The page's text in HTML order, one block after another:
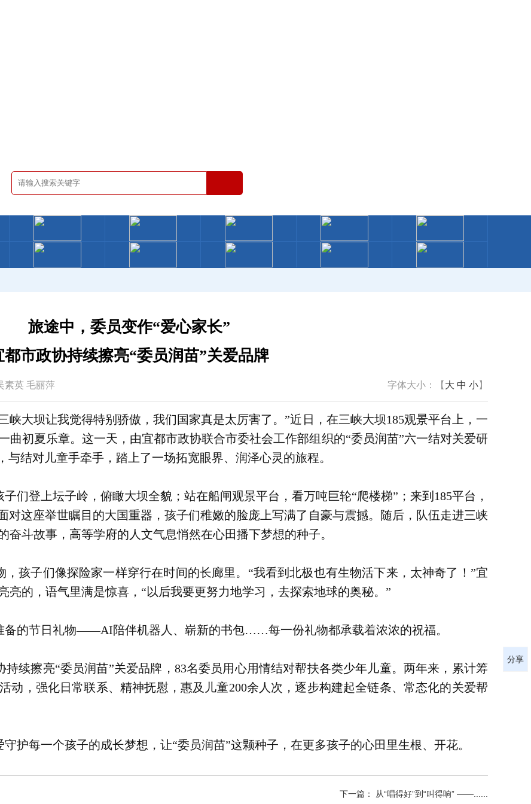
旅途中，委员变作“爱心家长”
都市政协持续擦亮“委员润苗”关爱品牌
素英 毛丽萍 字体大小：【 大 中 小】
峡大坝让我觉得特别骄傲，我们国家真是太厉害了。”近日，在三峡大坝185观景平台上，一
曲初夏乐章。这一天，由宜都市政协联合市委社会工作部组织的“委员润苗”六一结对关爱研
结对儿童手牵手，踏上了一场拓宽眼界、润泽心灵的旅程。
们登上坛子岭，俯瞰大坝全貌；站在船闸观景平台，看万吨巨轮“爬楼梯”；来到185平台，
对这座举世瞩目的大国重器，孩子们稚嫩的脸庞上写满了自豪与震撼。随后，队伍走进三峡
斗故事，高等学府的人文气息悄然在心田播下梦想的种子。
孩子们像探险家一样穿行在时间的长廊里。“我看到北极也有生物活下来，太神奇了！”宜
亮的，语气里满是惊喜，“以后我要更努力地学习，去探索地球的奥秘。”
备的节日礼物——AI陪伴机器人、崭新的书包……每一份礼物都承载着浓浓的祝福。
续擦亮“委员润苗”关爱品牌，83名委员用心用情结对帮扶各类少年儿童。两年来，累计筹
动，强化日常联系、精神抚慰，惠及儿童200余人次，逐步构建起全链条、常态化的关爱帮
护每一个孩子的成长梦想，让“委员润苗”这颗种子，在更多孩子的心田里生根、开花。
下一篇： 从“唱得好”到“叫得响” ——......
分享